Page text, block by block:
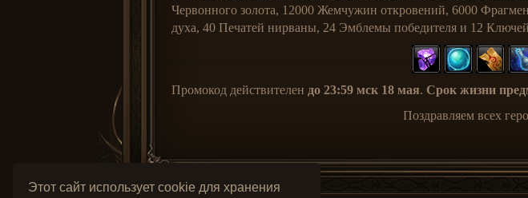
Этот сайт использует cookie для хранения
Червонного золота, 12000 Жемчужин откровений, 6000
духа, 40 Печатей нирваны, 24 Эмблемы победителя и 12
Промокод действителен до 23:59 мск 18 мая. Срок жизни
Поздравляем всех